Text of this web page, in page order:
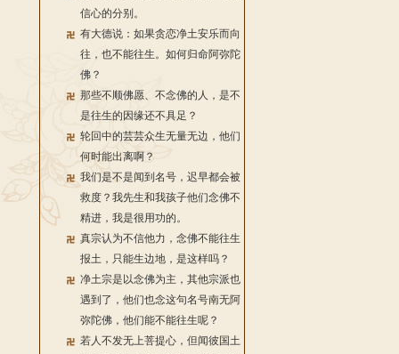
信心的分别。
有大德说：如果贪恋净土安乐而向
往，也不能往生。如何归命阿弥陀
佛？
那些不顺佛愿、不念佛的人，是不
是往生的因缘还不具足？
轮回中的芸芸众生无量无边，他们
何时能出离啊？
我们是不是闻到名号，迟早都会被
救度？我先生和我孩子他们念佛不
精进，我是很用功的。
真宗认为不信他力，念佛不能往生
报土，只能生边地，是这样吗？
净土宗是以念佛为主，其他宗派也
遇到了，他们也念这句名号南无阿
弥陀佛，他们能不能往生呢？
若人不发无上菩提心，但闻彼国土